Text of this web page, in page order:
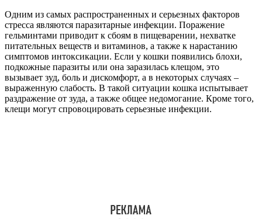
Одним из самых распространенных и серьезных факторов
стресса являются паразитарные инфекции. Поражение
гельминтами приводит к сбоям в пищеварении, нехватке
питательных веществ и витаминов, а также к нарастанию
симптомов интоксикации. Если у кошки появились блохи,
подкожные паразиты или она заразилась клещом, это
вызывает зуд, боль и дискомфорт, а в некоторых случаях –
выраженную слабость. В такой ситуации кошка испытывает
раздражение от зуда, а также общее недомогание. Кроме того,
клещи могут спровоцировать серьезные инфекции.